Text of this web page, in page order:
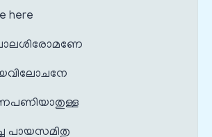
here
പായസമിതു